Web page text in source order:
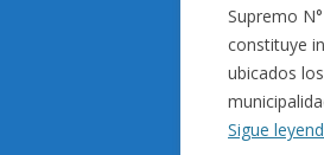
Supremo
constituye
ubicados
Sigue